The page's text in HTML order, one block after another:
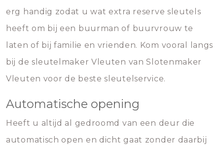
erg handig zodat u wat extra reserve sleutels
heeft om bij een buurman of buurvrouw te
laten of bij familie en vrienden. Kom vooral langs
bij de sleutelmaker Vleuten van Slotenmaker
Vleuten voor de beste sleutelservice.
Automatische opening
Heeft u altijd al gedroomd van een deur die
automatisch open en dicht gaat zonder daarbij